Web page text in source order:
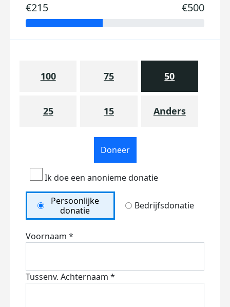
€215 €500
100 75 50
25 15 Anders
Doneer
Ik doe een anonieme donatie
Persoonlijke
donatie
Bedrijfsdonatie
Voornaam *
Tussenv. Achternaam *